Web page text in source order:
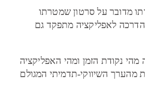
מדובר על סרטון שמטרתו
לאפליקציה מתפקד גם
נקודת הזמן ומהי האפליקציה
מהערך השיווקי-תדמיתי המגולם